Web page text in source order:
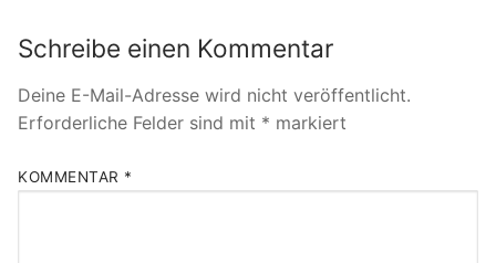
Schreibe einen Kommentar
Deine E-Mail-Adresse wird nicht veröffentlicht.
Erforderliche Felder sind mit * markiert
KOMMENTAR *